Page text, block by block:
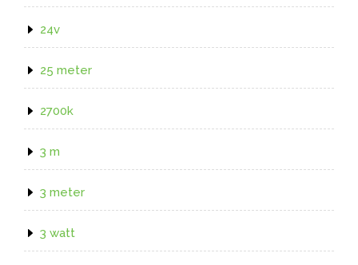
24v
25 meter
2700k
3 m
3 meter
3 watt